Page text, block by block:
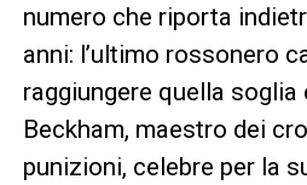
numero che riporta
anni: l’ultimo rossonero
raggiungere quella soglia
Beckham, maestro dei
punizioni, celebre per la